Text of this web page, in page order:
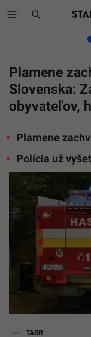
Plamene
Slovenska:
obyvateľov,
Plamene
Polícia už
TASR